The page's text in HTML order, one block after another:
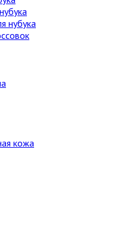
нубука
кожа